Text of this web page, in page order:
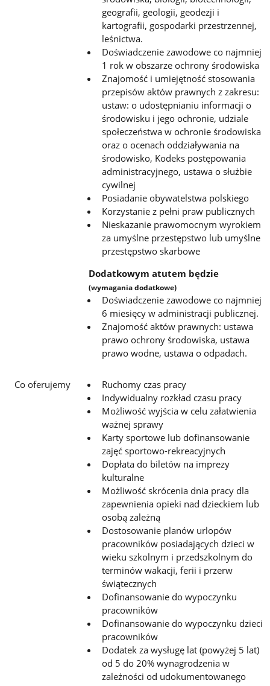
geografii, geologii, geodezji i
kartografii, gospodarki przestrzennej,
leśnictwa.
Doświadczenie zawodowe co najmniej
1 rok w obszarze ochrony środowiska
Znajomość i umiejętność stosowania
przepisów aktów prawnych z zakresu:
ustaw: o udostępnianiu informacji o
środowisku i jego ochronie, udziale
społeczeństwa w ochronie środowiska
oraz o ocenach oddziaływania na
środowisko, Kodeks postępowania
administracyjnego, ustawa o służbie
cywilnej
Posiadanie obywatelstwa polskiego
Korzystanie z pełni praw publicznych
Nieskazanie prawomocnym wyrokiem
za umyślne przestępstwo lub umyślne
przestępstwo skarbowe
Dodatkowym atutem będzie
(wymagania dodatkowe)
Doświadczenie zawodowe co najmniej
6 miesięcy w administracji publicznej.
Znajomość aktów prawnych: ustawa
prawo ochrony środowiska, ustawa
prawo wodne, ustawa o odpadach.
Co oferujemy
Ruchomy czas pracy
Indywidualny rozkład czasu pracy
Możliwość wyjścia w celu załatwienia
ważnej sprawy
Karty sportowe lub dofinansowanie
zajęć sportowo-rekreacyjnych
Dopłata do biletów na imprezy
kulturalne
Możliwość skrócenia dnia pracy dla
zapewnienia opieki nad dzieckiem lub
osobą zależną
Dostosowanie planów urlopów
pracowników posiadających dzieci w
wieku szkolnym i przedszkolnym do
terminów wakacji, ferii i przerw
świątecznych
Dofinansowanie do wypoczynku
pracowników
Dofinansowanie do wypoczynku dzieci
pracowników
Dodatek za wysługę lat (powyżej 5 lat)
od 5 do 20% wynagrodzenia w
zależności od udokumentowanego